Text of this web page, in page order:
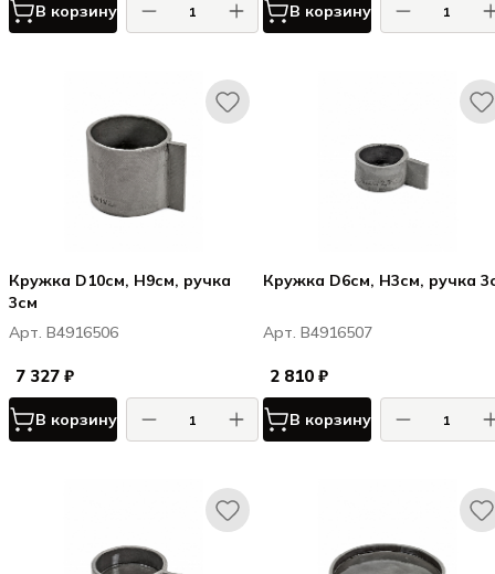
В корзину В корзину
Кружка D10см, H9см, ручка
3см
Арт. B4916506
7 327 ₽
В корзину
Кружка D6см, H3см, ручка
Арт. B4916507
2 810 ₽
В корзину